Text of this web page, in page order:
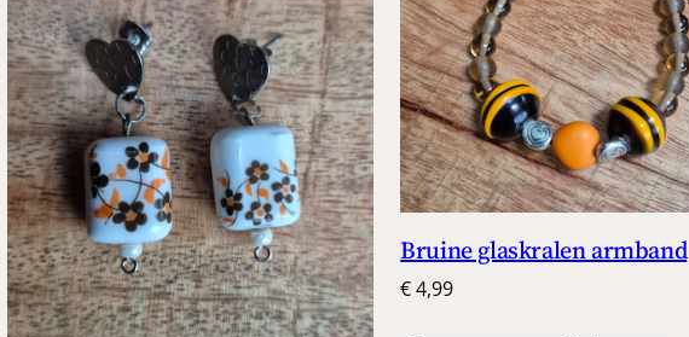
Bruine glaskralen armband
€4,99